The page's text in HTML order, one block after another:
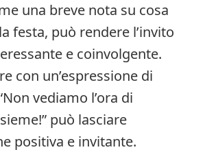
una breve nota su cosa
festa, può rendere l’invito
e coinvolgente.
con un’espressione di
vediamo l’ora di
può lasciare
positiva e invitante.